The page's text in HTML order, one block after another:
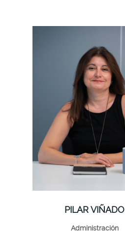
PILAR VIÑADO
Administración